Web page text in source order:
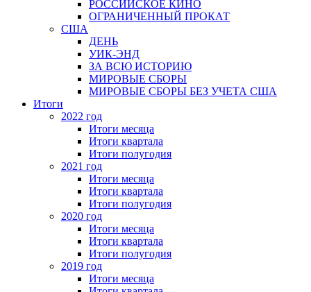
РОССИЙСКОЕ КИНО
ОГРАНИЧЕННЫЙ ПРОКАТ
США
ДЕНЬ
УИК-ЭНД
ЗА ВСЮ ИСТОРИЮ
МИРОВЫЕ СБОРЫ
МИРОВЫЕ СБОРЫ БЕЗ УЧЕТА США
Итоги
2022 год
Итоги месяца
Итоги квартала
Итоги полугодия
2021 год
Итоги месяца
Итоги квартала
Итоги полугодия
2020 год
Итоги месяца
Итоги квартала
Итоги полугодия
2019 год
Итоги месяца